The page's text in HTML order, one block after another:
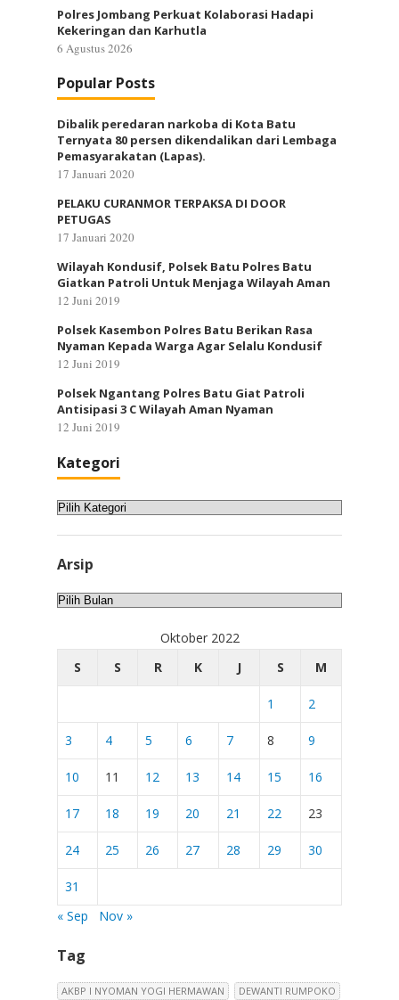
Polres Jombang Perkuat Kolaborasi Hadapi
Kekeringan dan Karhutla
6 Agustus 2026
Popular Posts
Dibalik peredaran narkoba di Kota Batu
Ternyata 80 persen dikendalikan dari Lembaga
Pemasyarakatan (Lapas).
17 Januari 2020
PELAKU CURANMOR TERPAKSA DI DOOR
PETUGAS
17 Januari 2020
Wilayah Kondusif, Polsek Batu Polres Batu
Giatkan Patroli Untuk Menjaga Wilayah Aman
12 Juni 2019
Polsek Kasembon Polres Batu Berikan Rasa
Nyaman Kepada Warga Agar Selalu Kondusif
12 Juni 2019
Polsek Ngantang Polres Batu Giat Patroli
Antisipasi 3 C Wilayah Aman Nyaman
12 Juni 2019
Kategori
Kategori
Arsip
Arsip
Oktober 2022
S
S R K J S M
1 2
3 4 5 6 7 8 9
10 11 12 13 14 15 16
17 18 19 20 21 22 23
24 25 26 27 28 29 30
31
« Sep
Nov »
Tag
AKBP I NYOMAN YOGI HERMAWAN DEWANTI RUMPOKO